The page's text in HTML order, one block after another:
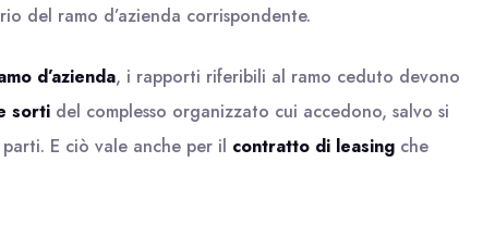
del ramo d’azienda corrispondente.
d’azienda, i rapporti riferibili al ramo ceduto devono
sorti del complesso organizzato cui accedono, salvo si
E ciò vale anche per il contratto di leasing che